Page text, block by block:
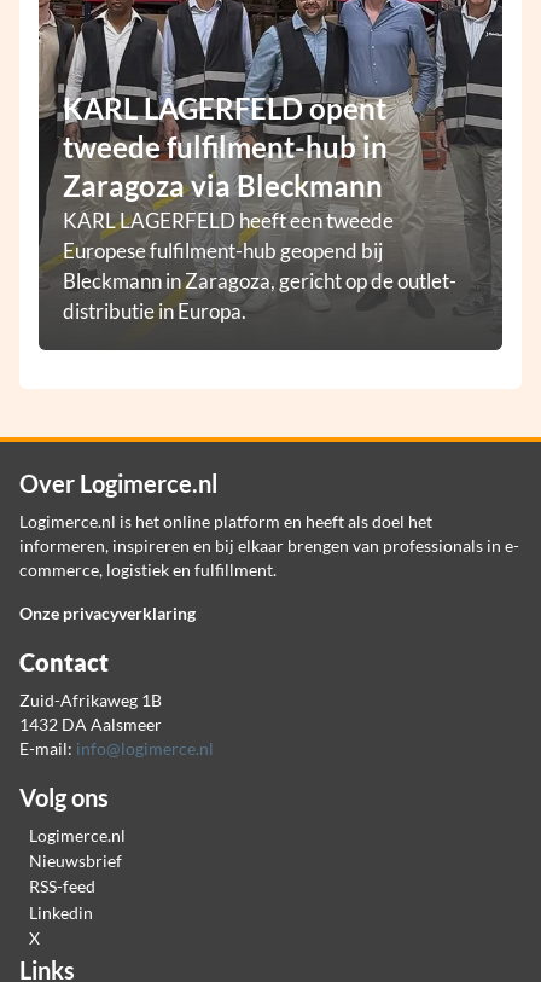
KARL LAGERFELD opent
tweede fulfilment-hub in
Zaragoza via Bleckmann
KARL LAGERFELD heeft een tweede
Europese fulfilment-hub geopend bij
Bleckmann in Zaragoza, gericht op de outlet-
distributie in Europa.
Over Logimerce.nl
Logimerce.nl is het online platform en heeft als doel het
informeren, inspireren en bij elkaar brengen van professionals in e-
commerce, logistiek en fulfillment.
Onze privacyverklaring
Contact
Zuid-Afrikaweg 1B
1432 DA Aalsmeer
E-mail: info@logimerce.nl
Volg ons
Logimerce.nl
Nieuwsbrief
RSS-feed
Linkedin
X
Links